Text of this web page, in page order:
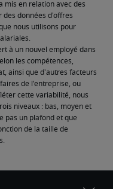
mis en relation avec des
des données d'offres
nous utilisons pour
à un nouvel employé dans
les compétences,
ainsi que d'autres facteurs
de l'entreprise, ou
cette variabilité, nous
niveaux : bas, moyen et
pas un plafond et que
de la taille de